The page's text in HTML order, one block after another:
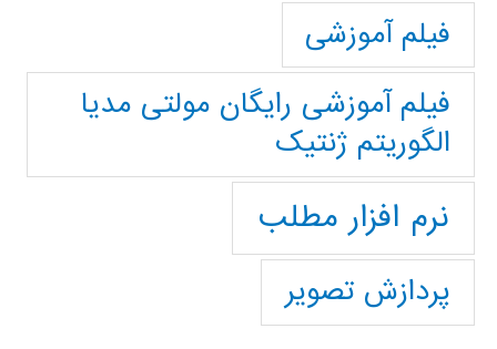
فیلم آموزشی
فیلم آموزشی رایگان مولتی مدیا
الگوریتم ژنتیک
نرم افزار مطلب
پردازش تصویر